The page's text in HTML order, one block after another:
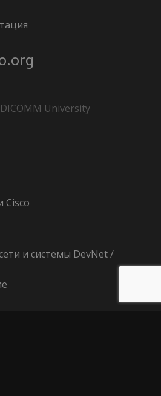
University
Cisco
и системы DevNet /